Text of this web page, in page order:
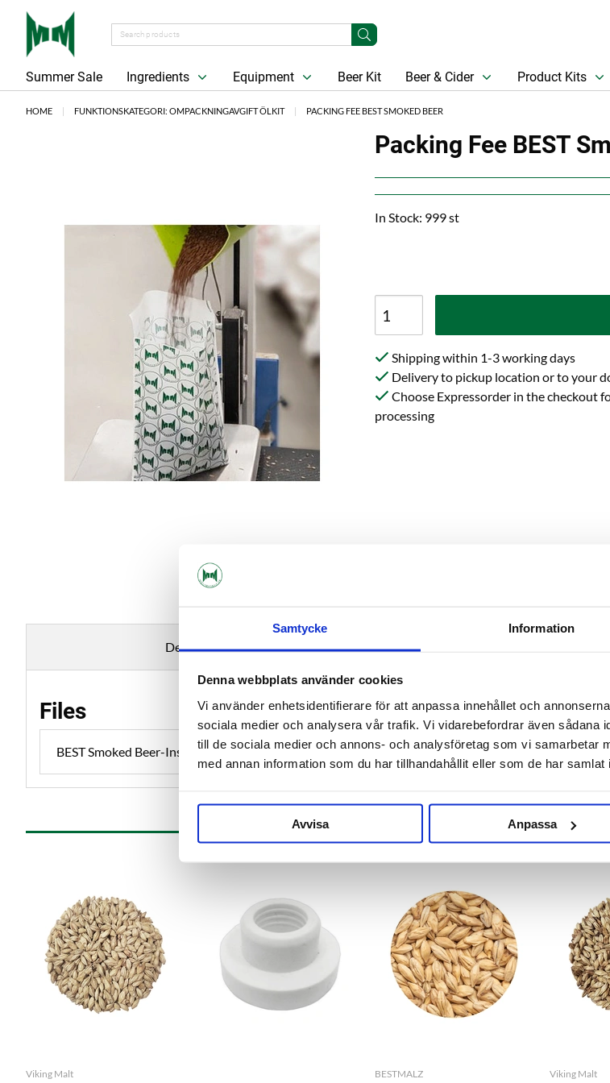
Samtycke Information
Denna webbplats använder cookies
Vi använder enhetsidentifierare för att anpassa innehållet och
sociala medier och analysera vår trafik. Vi vidarebefordrar även sådana
till de sociala medier och annons- och analysföretag som vi samarbetar
med annan information som du har tillhandahållit eller som de har
Avvisa Anpassa
Summer Sale Ingredients Equipment Beer Kit Beer & Cider Product Kits
HOME FUNKTIONSKATEGORI: OMPACKNINGAVGIFT ÖLKIT PACKING FEE BEST SMOKED BEER
Packing Fee BEST
In Stock: 999 st
Shipping within 1-3 working days
Delivery to pickup location or to your
Choose Expressorder in the checkout
processing
Description
Files
BEST Smoked Beer-Instruktioner-SWE.pdf
OTHERS ALSO
Viking Malt BESTMALZ Viking Malt